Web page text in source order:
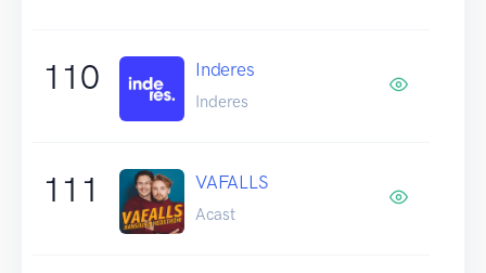
110 Inderes
Inderes
111 VAFALLS
Acast